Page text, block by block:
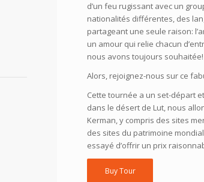
d’un feu rugissant avec un
nationalités différentes, des
partageant une seule raison:
un amour qui relie chacun
nous avons toujours souhaitée!
Alors, rejoignez-nous sur ce
Cette tournée a un set-départ
dans le désert de Lut, nous
Kerman, y compris des sites
des sites du patrimoine mondial
essayé d’offrir un prix
Buy Tour